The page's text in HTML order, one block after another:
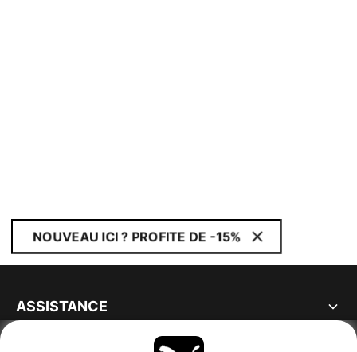
NOUVEAU ICI ? PROFITE DE -15%
ASSISTANCE